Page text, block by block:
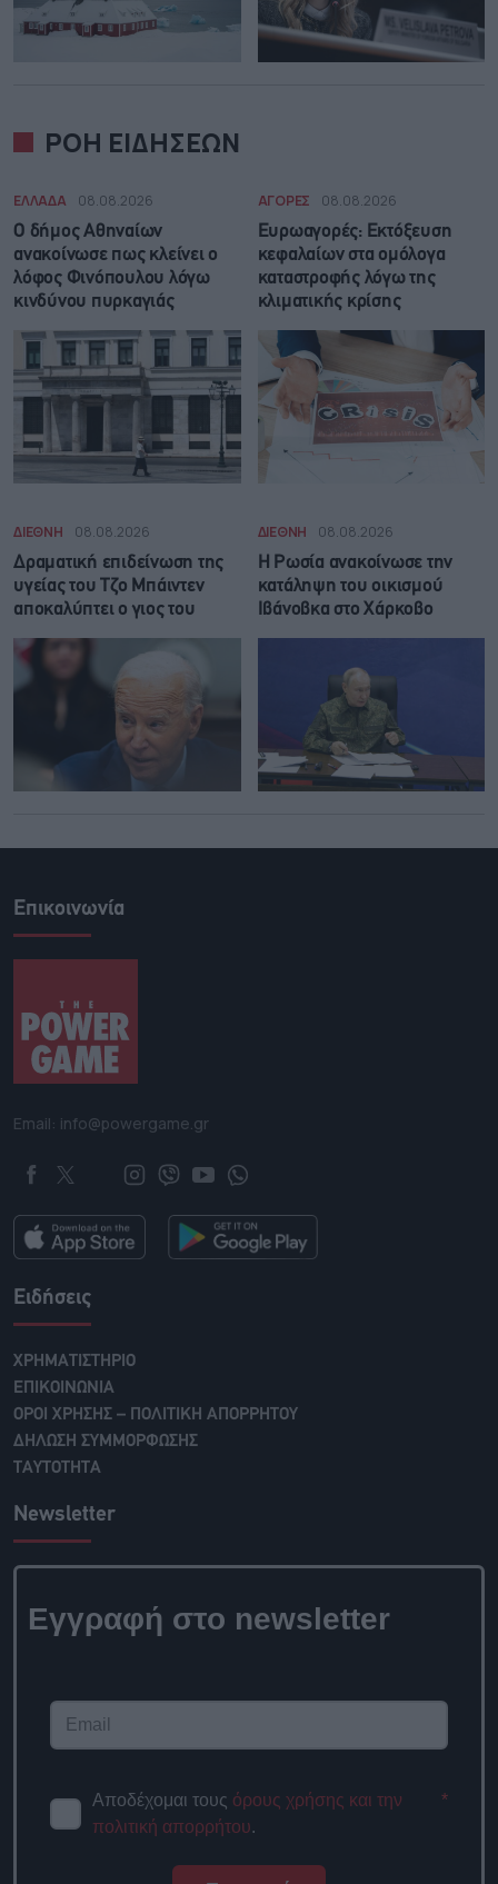
ΡΟΗ ΕΙΔΗΣΕΩΝ
ΕΛΛΑΔΑ 08.08.2026
Ο δήμος Αθηναίων
ανακοίνωσε πως κλείνει ο
λόφος Φινόπουλου λόγω
κινδύνου πυρκαγιάς
ΑΓΟΡΕΣ 08.08.2026
Ευρωαγορές: Εκτόξευση
κεφαλαίων στα ομόλογα
καταστροφής λόγω της
κλιματικής κρίσης
ΔΙΕΘΝΗ 08.08.2026
Δραματική επιδείνωση της
υγείας του Τζο Μπάιντεν
αποκαλύπτει ο γιος του
ΔΙΕΘΝΗ 08.08.2026
Η Ρωσία ανακοίνωσε την
κατάληψη του οικισμού
Ιβάνοβκα στο Χάρκοβο
Επικοινωνία
Email: info@powergame.gr
Ειδήσεις
ΧΡΗΜΑΤΙΣΤΗΡΙΟ
ΕΠΙΚΟΙΝΩΝΙΑ
ΟΡΟΙ ΧΡΗΣΗΣ – ΠΟΛΙΤΙΚΗ ΑΠΟΡΡΗΤΟΥ
ΔΗΛΩΣΗ ΣΥΜΜΟΡΦΩΣΗΣ
ΤΑΥΤΟΤΗΤΑ
Newsletter
Εγγραφή στο
Αποδέχομαι τους
και την πολιτική απορρήτου